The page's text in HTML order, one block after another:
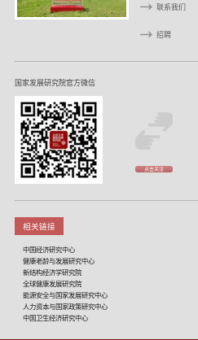
联系我们
招聘
国家发展研究院官方微信
点击关注
相关链接
中国经济研究中心
健康老龄与发展研究中心
新结构经济学研究院
全球健康发展研究院
能源安全与国家发展研究中心
人力资本与国家政策研究中心
中国卫生经济研究中心